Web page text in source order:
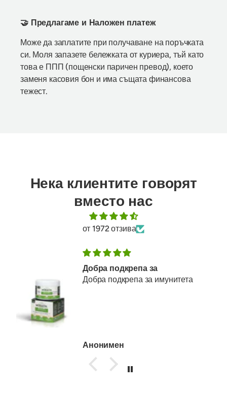
🤝 Предлагаме и Наложен платеж
Може да заплатите при получаване на поръчката
си. Моля запазете бележката от куриера, тъй като
това е ППП (пощенски паричен превод), което
заменя касовия бон и има същата финансова
тежест.
Нека клиентите говорят
вместо нас
от 1972 отзива
Добра подкрепа за
Добра подкрепа за имунитета
Анонимен